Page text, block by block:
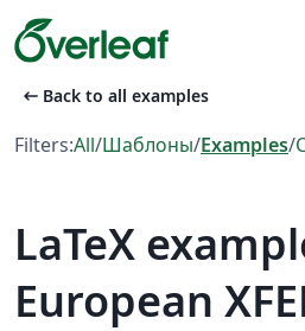
arrow_left_alt Back to all examples
Filters:All/Шаблоны/Examples/
LaTeX
European